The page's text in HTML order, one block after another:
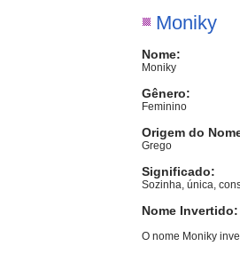
Moniky
Nome:
Moniky
Gênero:
Feminino
Origem do
Grego
Significado:
Sozinha, única,
Nome Invertido:
O nome Moniky